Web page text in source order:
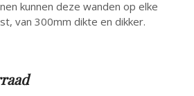
kunnen deze wanden op elke
van 300mm dikte en dikker.